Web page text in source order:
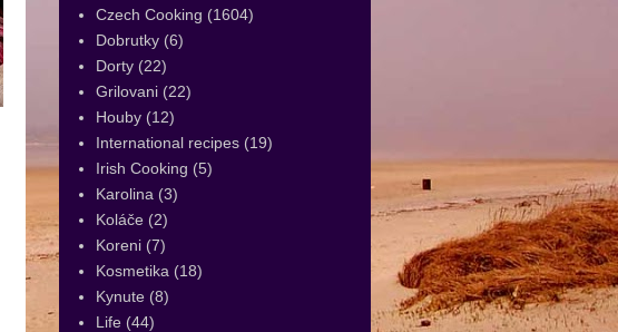
Czech Cooking (1604)
Dobrutky (6)
Dorty (22)
Grilovani (22)
Houby (12)
International recipes (19)
Irish Cooking (5)
Karolina (3)
Koláče (2)
Koreni (7)
Kosmetika (18)
Kynute (8)
Life (44)